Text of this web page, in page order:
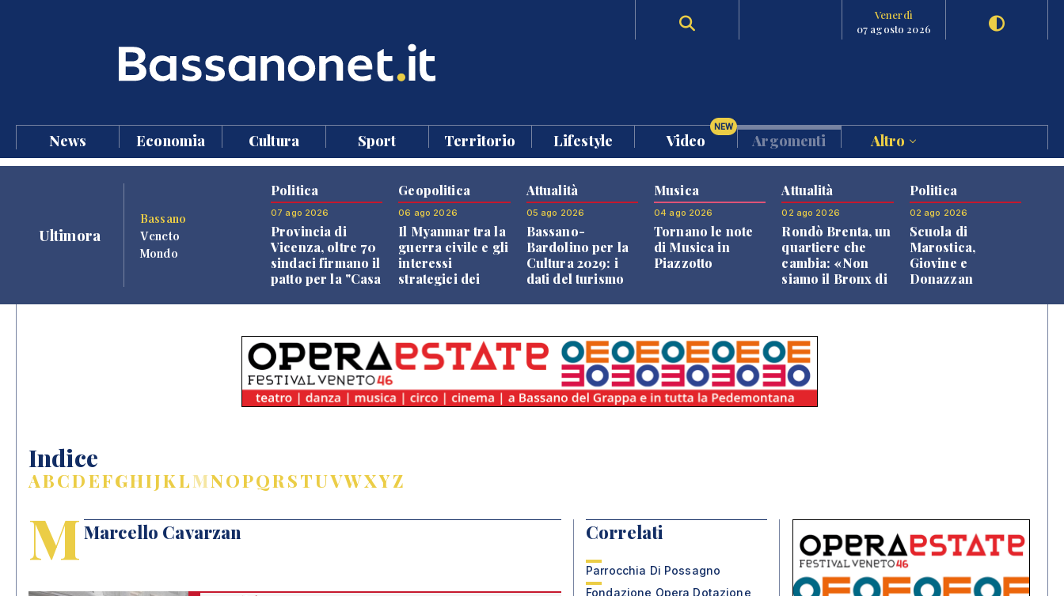
Venerdì
07 agosto 2026
News Economia Cultura Sport Territorio Lifestyle Video
NEW
Argomenti Altro
Ultimora
Bassano
Veneto
Mondo
Politica
07 ago 2026
Provincia di
Vicenza, oltre 70
sindaci firmano il
patto per la "Casa
Geopolitica
06 ago 2026
Il Myanmar tra la
guerra civile e gli
interessi
strategici dei
Attualità
05 ago 2026
Bassano-
Bardolino per la
Cultura 2029: i
dati del turismo
Musica
04 ago 2026
Tornano le note
di Musica in
Piazzotto
Attualità
02 ago 2026
Rondò Brenta, un
quartiere che
cambia: «Non
siamo il Bronx di
Politica
02 ago 2026
Scuola di
Marostica,
Giovine e
Donazzan
Indice
ABCDEFGHIJKLMNOPQRSTUVWXYZ
M Marcello Cavarzan Correlati
Parrocchia Di Possagno
Fondazione Opera Dotazione